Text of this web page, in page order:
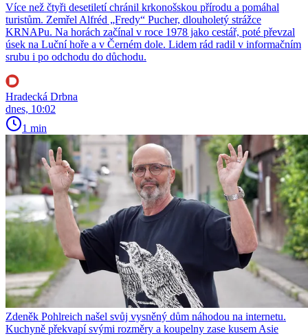
Více než čtyři desetiletí chránil krkonošskou přírodu a pomáhal
turistům. Zemřel Alfréd „Fredy“ Pucher, dlouholetý strážce
KRNAPu. Na horách začínal v roce 1978 jako cestář, poté převzal
úsek na Luční hoře a v Černém dole. Lidem rád radil v informačním
srubu i po odchodu do důchodu.
Hradecká Drbna
dnes, 10:02
1 min
Zdeněk Pohlreich našel svůj vysněný dům náhodou na internetu.
Kuchyně překvapí svými rozměry a koupelny zase kusem Asie